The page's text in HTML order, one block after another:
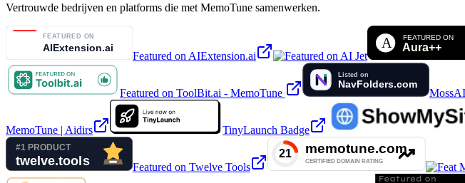
Vertrouwde bedrijven en platforms die met MemoTune samenwerken.
Featured on AIExtension.ai
Featured on ToolBit.ai - MemoTune
MemoTune | Aidirs TinyLaunch Badge
Featured on Twelve Tools